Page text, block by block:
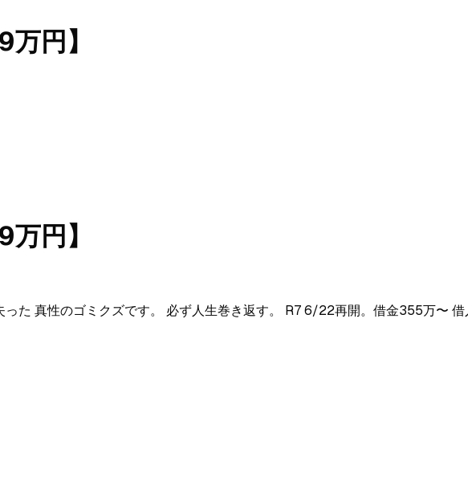
円】
円】
た 真性のゴミクズです。 必ず人生巻き返す。 R7 6/22再開。借金355万〜